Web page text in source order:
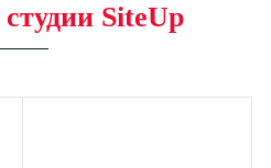
студии SiteUp